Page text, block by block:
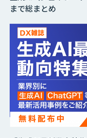
まで総まとめ